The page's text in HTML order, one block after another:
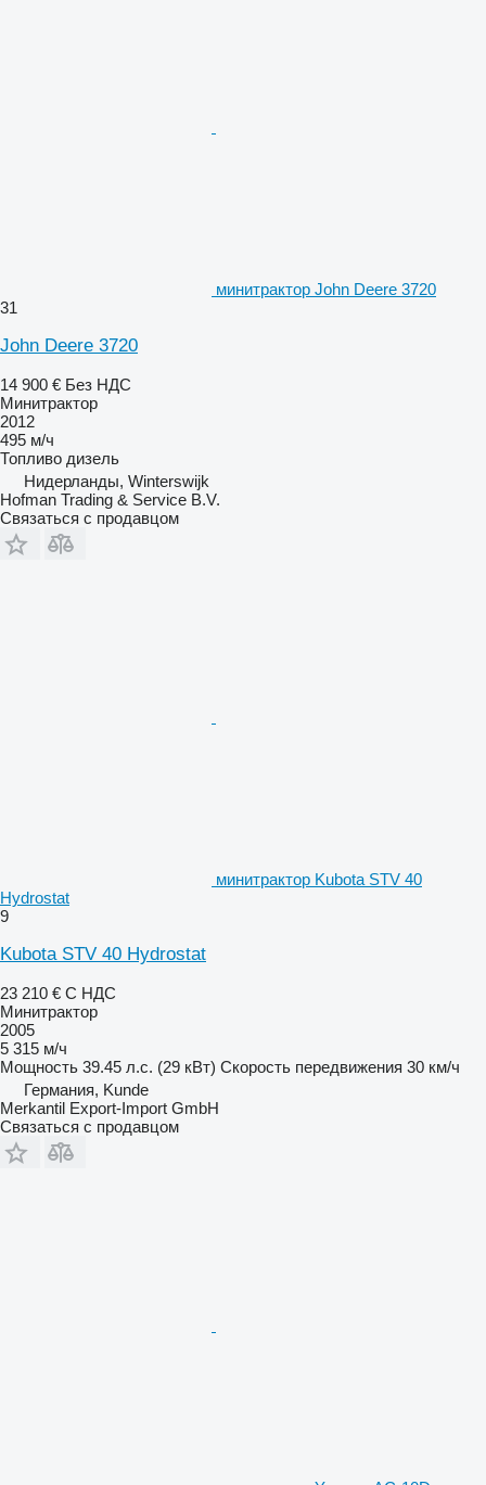
минитрактор John Deere 3720
31
John Deere 3720
14 900 € Без НДС
Минитрактор
2012
495 м/ч
Топливо дизель
Нидерланды, Winterswijk
Hofman Trading & Service B.V.
Связаться с продавцом
минитрактор Kubota STV 40
Hydrostat
9
Kubota STV 40 Hydrostat
23 210 € С НДС
Минитрактор
2005
5 315 м/ч
Мощность 39.45 л.с. (29 кВт) Скорость передвижения 30 км/ч
Германия, Kunde
Merkantil Export-Import GmbH
Связаться с продавцом